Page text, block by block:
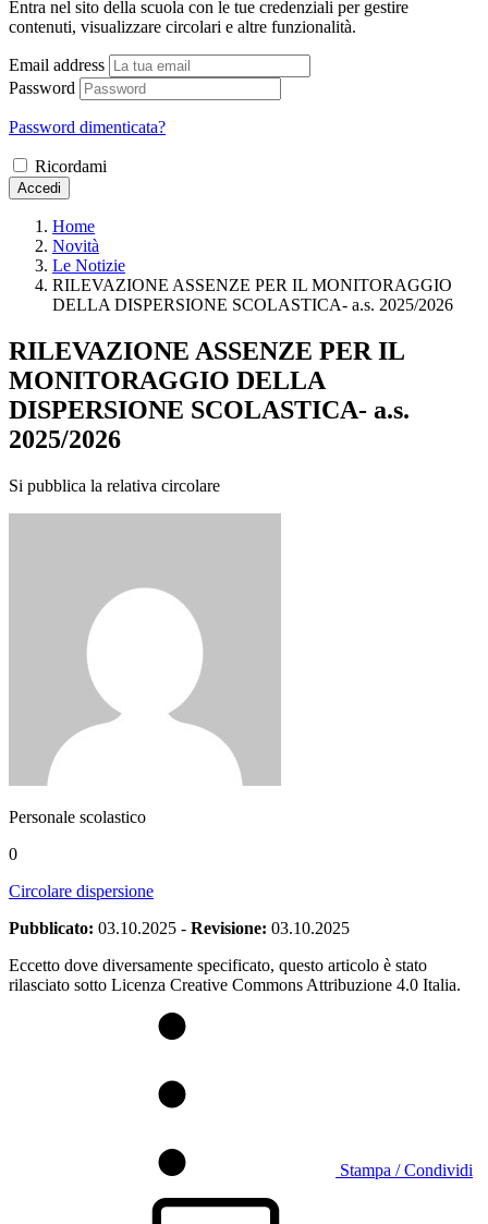
Entra nel sito della scuola con le tue credenziali per gestire
contenuti, visualizzare circolari e altre funzionalità.
Email address
Password
Password dimenticata?
Ricordami
Accedi
Home
Novità
Le Notizie
RILEVAZIONE ASSENZE PER IL MONITORAGGIO
DELLA DISPERSIONE SCOLASTICA- a.s. 2025/2026
RILEVAZIONE ASSENZE PER IL
MONITORAGGIO DELLA
DISPERSIONE SCOLASTICA- a.s.
2025/2026
Si pubblica la relativa circolare
Personale scolastico
0
Circolare dispersione
Pubblicato: 03.10.2025 - Revisione: 03.10.2025
Eccetto dove diversamente specificato, questo articolo è stato
rilasciato sotto Licenza Creative Commons Attribuzione 4.0 Italia.
Stampa / Condividi